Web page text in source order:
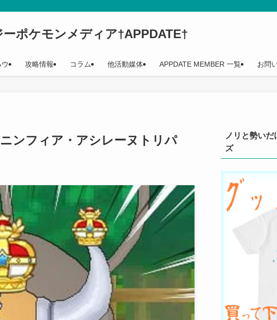
ポケモンメディア†APPDATE†
攻略情報 コラム 他活動媒体 APPDATE MEMBER 一覧 お問
ンフィア・アシレーヌトリパ
ノリと勢い
ズ